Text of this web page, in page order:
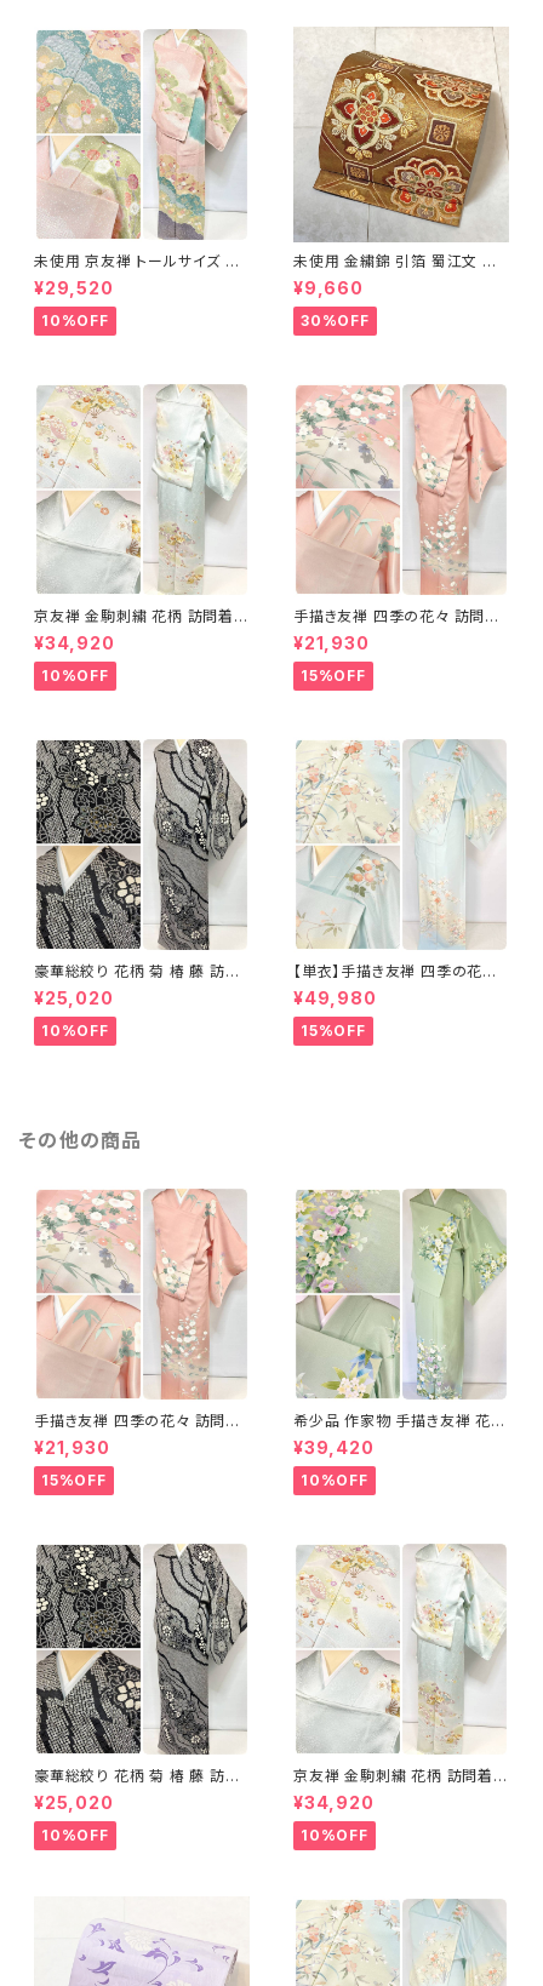
未使用 京友禅 トールサイズ 染
め分け 金彩 訪問着 袷 正絹 ピ
ンク 黄緑 紫 黄色 1438
¥29,520
10%OFF
未使用 金繍錦 引箔 蜀江文 唐
織 華紋 袋帯 正絹 金糸 ゴール
ド 赤 紫 710
¥9,660
30%OFF
京友禅 金駒刺繍 花柄 訪問着
正絹 水色 黄緑 パステルカラー
アイスグリーン 1433
¥34,920
10%OFF
手描き友禅 四季の花々 訪問着
袷 正絹 サーモンピンク クリー
ム 白 桃花色 1434
¥21,930
15%OFF
豪華総絞り 花柄 菊 椿 藤 訪問
着 鹿の子絞り ラメ 正絹 黒 白
グレー 1435
¥25,020
10%OFF
【単衣】手描き友禅 四季の花々
正絹 訪問着 水色 黄緑 白 パス
テルカラー 1431
¥49,980
15%OFF
その他の商品
手描き友禅 四季の花々 訪問着
袷 正絹 サーモンピンク クリー
ム 白 桃花色 1434
¥21,930
15%OFF
希少品 作家物 手描き友禅 花鳥
文 椿 沈丁花 訪問着 正絹 袷 黄
緑 青 白 1418
¥39,420
10%OFF
豪華総絞り 花柄 菊 椿 藤 訪問
着 鹿の子絞り ラメ 正絹 黒 白
グレー 1435
¥25,020
10%OFF
京友禅 金駒刺繍 花柄 訪問着
正絹 水色 黄緑 パステルカラー
アイスグリーン 1433
¥34,920
10%OFF